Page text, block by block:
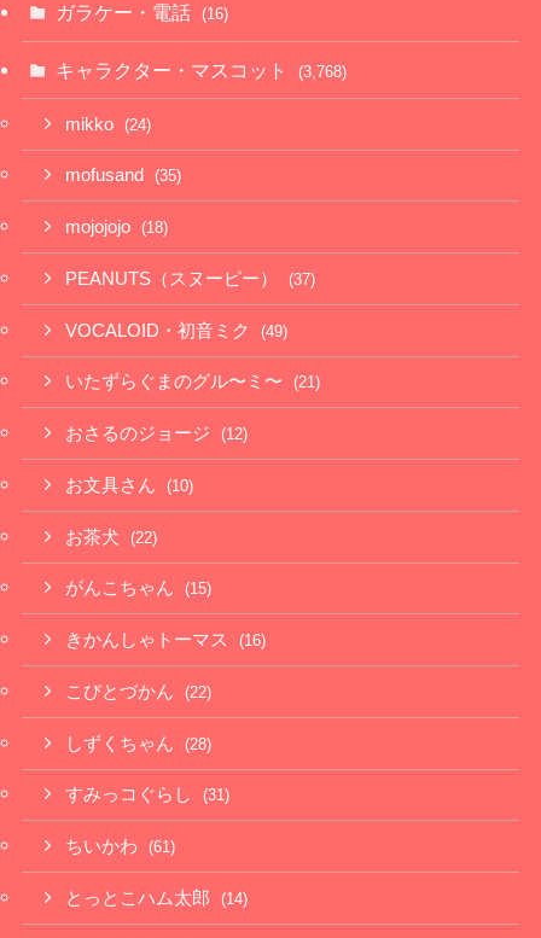
ガラケー・電話 (16)
キャラクター・マスコット (3,768)
mikko (24)
mofusand (35)
mojojojo (18)
PEANUTS（スヌーピー） (37)
VOCALOID・初音ミク (49)
いたずらぐまのグル〜ミ〜 (21)
おさるのジョージ (12)
お文具さん (10)
お茶犬 (22)
がんこちゃん (15)
きかんしゃトーマス (16)
こびとづかん (22)
しずくちゃん (28)
すみっコぐらし (31)
ちいかわ (61)
とっとこハム太郎 (14)